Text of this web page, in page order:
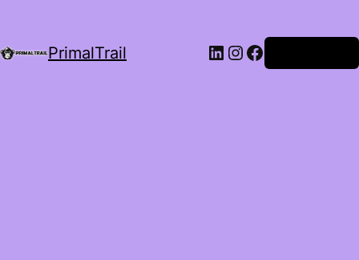
PrimalTrail LinkedIn
Instagram
Facebook